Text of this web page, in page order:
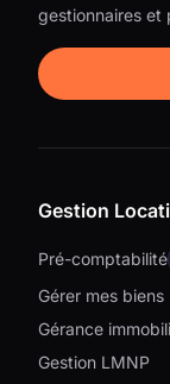
gestionnaires et
Gestion
Pré-comptabilité
Gérer mes biens
Gérance
Gestion LMNP